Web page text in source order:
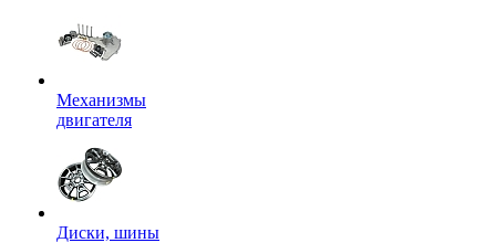
Механизмы
двигателя
Диски, шины